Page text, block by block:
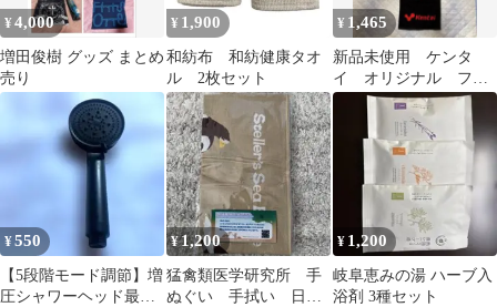
¥4,000
増田俊樹 グッズ まとめ
売り
¥ 1,900
和紡布 和紡健康タオ
ル 2枚セット
¥ 1,465
新品未使用 ケンタ
イ オリジナル フェ
イスタオル 今治製タ
¥550
【5段階モード調節】増
圧シャワーヘッド最新
¥1,200
猛禽類医学研究所 手
ぬぐい 手拭い 日本
¥ 1,200
岐阜恵みの湯 ハーブ入
浴剤 3種セット